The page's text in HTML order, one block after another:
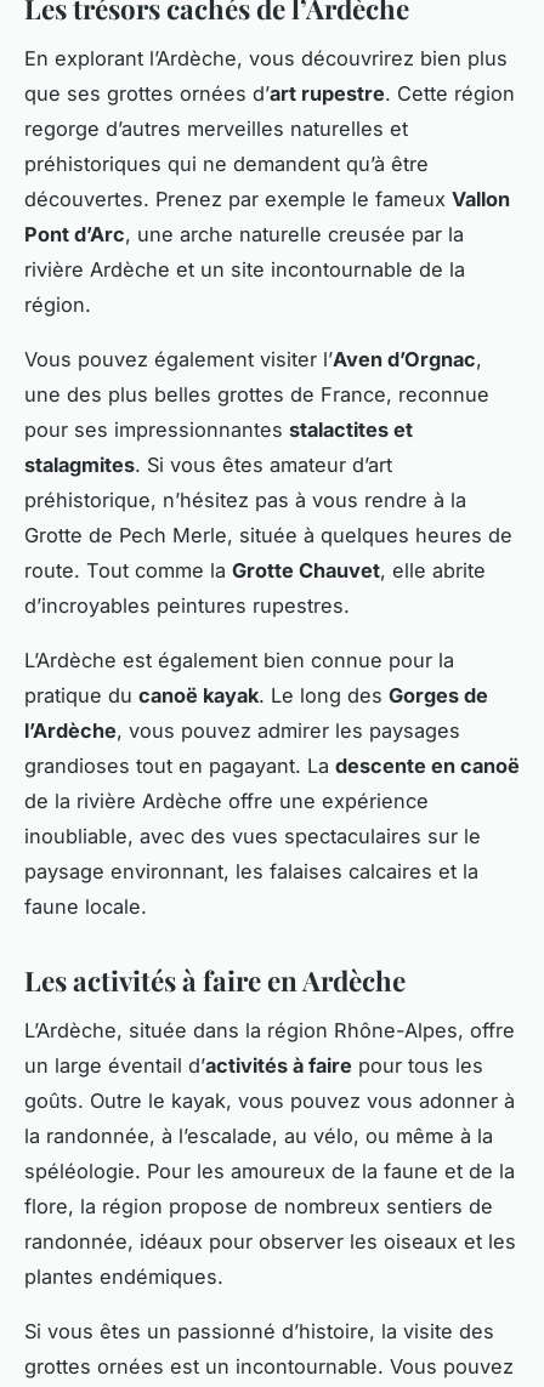
Les trésors cachés de l’Ardèche
En explorant l’Ardèche, vous découvrirez bien plus
que ses grottes ornées d’art rupestre. Cette région
regorge d’autres merveilles naturelles et
préhistoriques qui ne demandent qu’à être
découvertes. Prenez par exemple le fameux Vallon
Pont d’Arc, une arche naturelle creusée par la
rivière Ardèche et un site incontournable de la
région.
Vous pouvez également visiter l’Aven d’Orgnac,
une des plus belles grottes de France, reconnue
pour ses impressionnantes stalactites et
stalagmites. Si vous êtes amateur d’art
préhistorique, n’hésitez pas à vous rendre à la
Grotte de Pech Merle, située à quelques heures de
route. Tout comme la Grotte Chauvet, elle abrite
d’incroyables peintures rupestres.
L’Ardèche est également bien connue pour la
pratique du canoë kayak. Le long des Gorges de
l’Ardèche, vous pouvez admirer les paysages
grandioses tout en pagayant. La descente en canoë
de la rivière Ardèche offre une expérience
inoubliable, avec des vues spectaculaires sur le
paysage environnant, les falaises calcaires et la
faune locale.
Les activités à faire en Ardèche
L’Ardèche, située dans la région Rhône-Alpes, offre
un large éventail d’activités à faire pour tous les
goûts. Outre le kayak, vous pouvez vous adonner à
la randonnée, à l’escalade, au vélo, ou même à la
spéléologie. Pour les amoureux de la faune et de la
flore, la région propose de nombreux sentiers de
randonnée, idéaux pour observer les oiseaux et les
plantes endémiques.
Si vous êtes un passionné d’histoire, la visite des
grottes ornées est un incontournable. Vous pouvez